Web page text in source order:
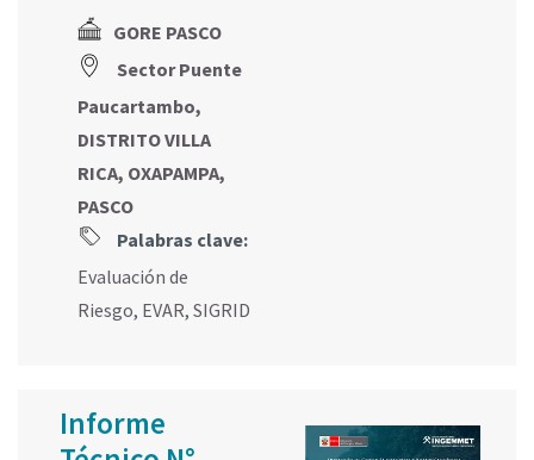
GORE PASCO
Sector Puente
Paucartambo,
DISTRITO VILLA
RICA, OXAPAMPA,
PASCO
Palabras clave:
Evaluación de
Riesgo, EVAR, SIGRID
Informe